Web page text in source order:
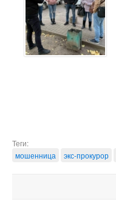
Теги:
мошенница
экс-прокурор